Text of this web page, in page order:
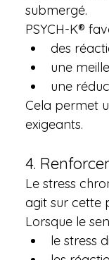
submergé.
PSYCH-K®
des
une
une
Cela permet
exigeants.
4.
Le stress
agit sur cette
Lorsque le
le stress